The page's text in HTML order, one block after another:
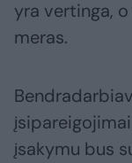
yra vertinga,
meras.
įsakymu bus